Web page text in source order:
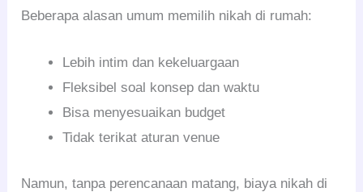
Beberapa alasan umum memilih nikah di rumah:
Lebih intim dan kekeluargaan
Fleksibel soal konsep dan waktu
Bisa menyesuaikan budget
Tidak terikat aturan venue
Namun, tanpa perencanaan matang, biaya nikah di